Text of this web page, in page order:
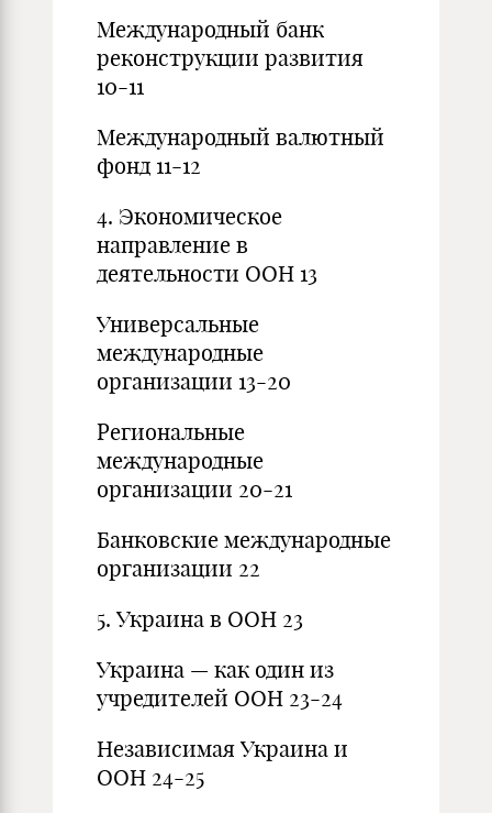
Международный банк
реконструкции развития
10-11
Международный валютный
фонд 11-12
4. Экономическое
направление в
деятельности ООН 13
Универсальные
международные
организации 13-20
Региональные
международные
организации 20-21
Банковские международные
организации 22
5. Украина в ООН 23
Украина — как один из
учредителей ООН 23-24
Независимая Украина и
ООН 24-25